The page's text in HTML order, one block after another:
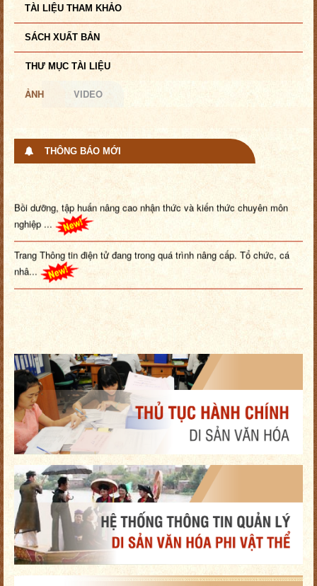
TÀI LIỆU THAM KHẢO
SÁCH XUẤT BẢN
THƯ MỤC TÀI LIỆU
ẢNH VIDEO
THÔNG BÁO MỚI
Bồi dưỡng, tập huấn nâng cao nhận thức và kiến thức chuyên môn
nghiệp ...
Trang Thông tin điện tử đang trong quá trình nâng cấp. Tổ chức, cá
nhâ...